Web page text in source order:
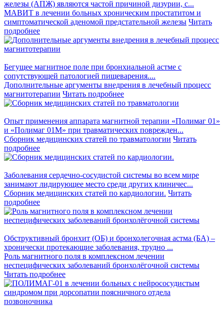
железы (АПЖ) являются частой причиной дизурии, с...
МАВИТ в лечении больных хроническим простатитом и
симптоматической аденомой предстательной железы Читать
подробнее
Бегущее магнитное поле при бронхиальной астме с
сопутствующей патологией пищеварения....
Дополнительные аргументы внедрения в лечебный процесс
магнитотерапии Читать подробнее
Опыт применения аппарата магнитной терапии «Полимаг 01»
и «Полимаг 01М» при травматических поврежден...
Сборник медицинских статей по травматологии Читать
подробнее
Заболевания сердечно-сосудистой системы во всем мире
занимают лидирующее место среди других клиничес...
Сборник медицинских статей по кардиологии. Читать
подробнее
Обструктивный бронхит (ОБ) и бронхолегочная астма (БА) –
хронически протекающие заболевания, трудно ...
Роль магнитного поля в комплексном лечении
неспецифических заболеваний бронхолёгочной системы
Читать подробнее